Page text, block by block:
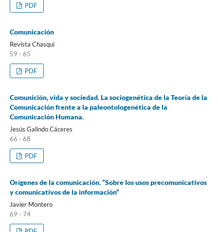
PDF
Comunicación
Revista Chasqui
59 - 65
PDF
Comunición, vida y sociedad. La sociogenética de la Teoría de la
Comunicación frente a la paleontologenética de la
Comunicación Humana.
Jesús Galindo Cáceres
66 - 68
PDF
Orígenes de la comunicación. “Sobre los usos precomunicativos
y comunicativos de la información”
Javier Montero
69 - 74